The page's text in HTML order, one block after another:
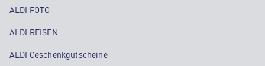
ALDI FOTO
ALDI REISEN
ALDI Geschenkgutscheine